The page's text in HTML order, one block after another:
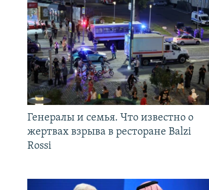
Генералы и семья. Что известно о
жертвах взрыва в ресторане Balzi
Rossi